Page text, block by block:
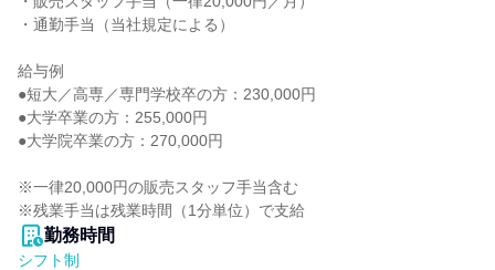
・通勤手当（当社規定による）
給与例
●短大／高専／専門学校卒の方：230,000円
●大学卒業の方：255,000円
●大学院卒業の方：270,000円
※一律20,000円の販売スタッフ手当含む
※残業手当は残業時間（1分単位）で支給
勤務時間
シフト制